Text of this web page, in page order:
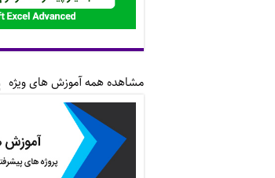
مشاهده همه آموزش های ویژه